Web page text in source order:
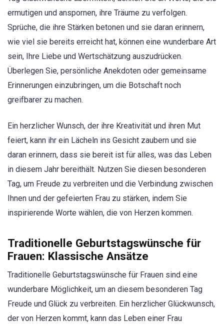
ermutigen und anspornen, ihre Träume zu verfolgen.
Sprüche, die ihre Stärken betonen und sie daran erinnern,
wie viel sie bereits erreicht hat, können eine wunderbare Art
sein, Ihre Liebe und Wertschätzung auszudrücken.
Überlegen Sie, persönliche Anekdoten oder gemeinsame
Erinnerungen einzubringen, um die Botschaft noch
greifbarer zu machen.
Ein herzlicher Wunsch, der ihre Kreativität und ihren Mut
feiert, kann ihr ein Lächeln ins Gesicht zaubern und sie
daran erinnern, dass sie bereit ist für alles, was das Leben
in diesem Jahr bereithält. Nutzen Sie diesen besonderen
Tag, um Freude zu verbreiten und die Verbindung zwischen
Ihnen und der gefeierten Frau zu stärken, indem Sie
inspirierende Worte wählen, die von Herzen kommen.
Traditionelle Geburtstagswünsche für
Frauen: Klassische Ansätze
Traditionelle Geburtstagswünsche für Frauen sind eine
wunderbare Möglichkeit, um an diesem besonderen Tag
Freude und Glück zu verbreiten. Ein herzlicher Glückwunsch,
der von Herzen kommt, kann das Leben einer Frau